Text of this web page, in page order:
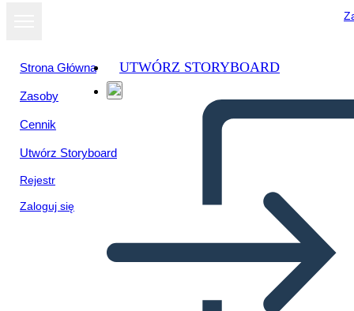
Strona Główna
Zasoby
Cennik
Utwórz Storyboard
Rejestr
Zaloguj się
UTWÓRZ STORYBOARD